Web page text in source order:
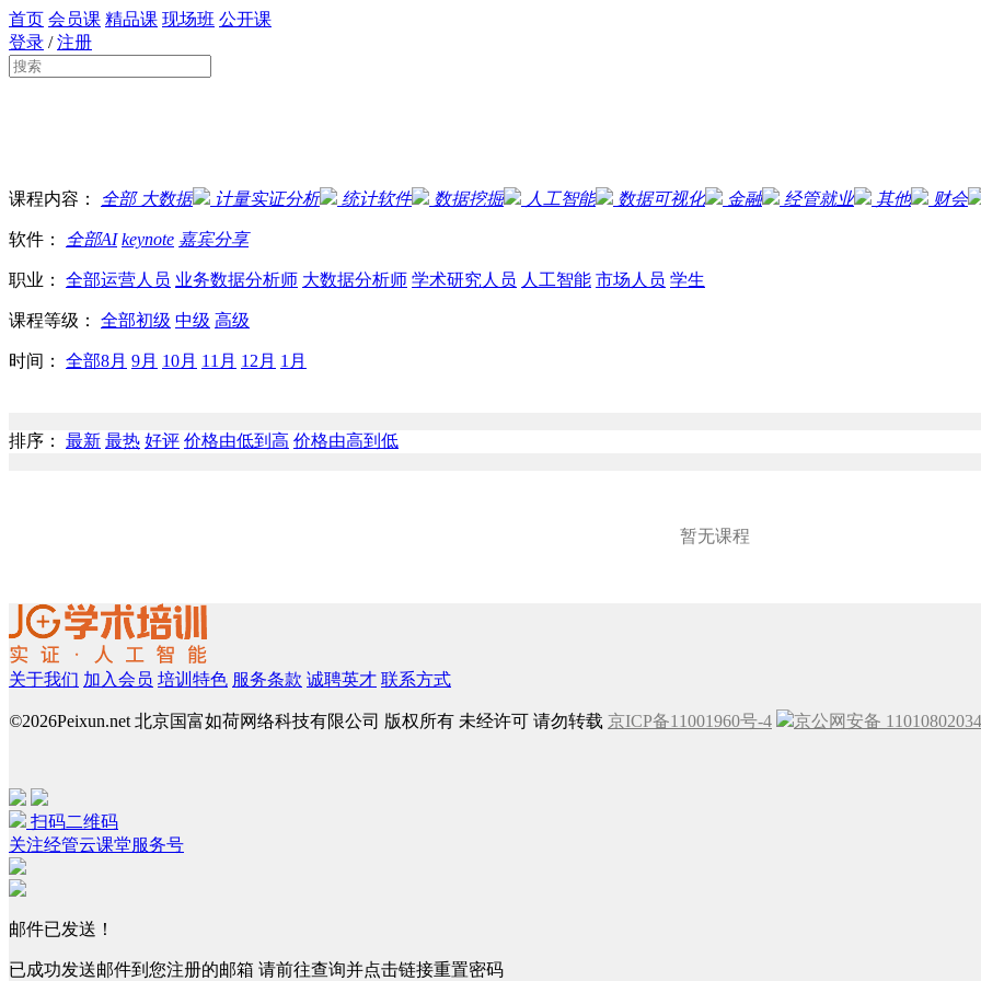
首页 会员课 精品课 现场班 公开课
登录 /注册
课程内容： 全部大数据 计量实证分析 统计软件 数据挖掘 人工智能 数据可视化 金融 经管就业 其他 财会
软件： 全部AI keynote 嘉宾分享
职业： 全部运营人员 业务数据分析师 大数据分析师 学术研究人员 人工智能 市场人员 学生
课程等级： 全部初级 中级 高级
时间： 全部8月 9月 10月 11月 12月 1月
排序： 最新 最热 好评 价格由低到高 价格由高到低
暂无课程
关于我们 加入会员 培训特色 服务条款 诚聘英才 联系方式
©2026Peixun.net 北京国富如荷网络科技有限公司 版权所有 未经许可 请勿转载 京ICP备11001960号-4 京公网安备
扫码二维码
关注经管云课堂服务号
邮件已发送！
已成功发送邮件到您注册的邮箱 请前往查询并点击链接重置密码